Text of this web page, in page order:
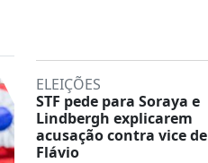
ELEIÇÕES
STF pede para Soraya e
Lindbergh explicarem
acusação contra vice de
Flávio